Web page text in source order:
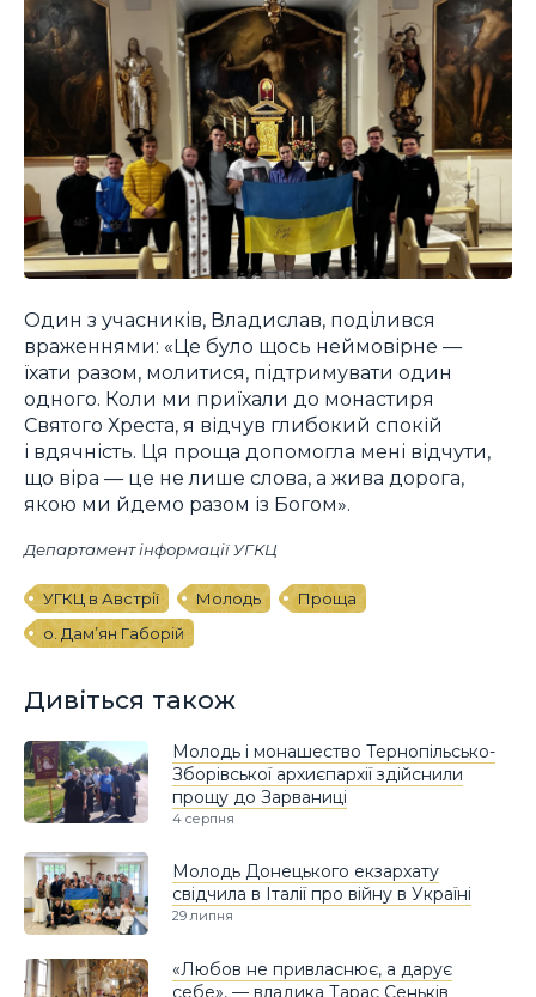
Один з учасників, Владислав, поділився
враженнями: «Це було щось неймовірне —
їхати разом, молитися, підтримувати один
одного. Коли ми приїхали до монастиря
Святого Хреста, я відчув глибокий спокій
і вдячність. Ця проща допомогла мені відчути,
що віра — це не лише слова, а жива дорога,
якою ми йдемо разом із Богом».
Департамент інформації УГКЦ
УГКЦ в Австрії Молодь
Проща
о. Дам’ян Габорій
Дивіться також
Молодь і монашество Тернопільсько-
Зборівської архиєпархії здійснили
прощу до Зарваниці
4 серпня
Молодь Донецького екзархату
свідчила в Італії про війну в Україні
29 липня
«Любов не привласнює, а дарує
себе», — владика Тарас Сеньків